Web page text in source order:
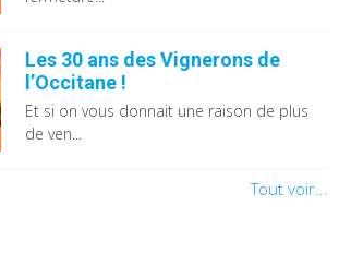
Les 30 ans des Vignerons de
l’Occitane !
Et si on vous donnait une raison de plus
de ven...
Tout voir...